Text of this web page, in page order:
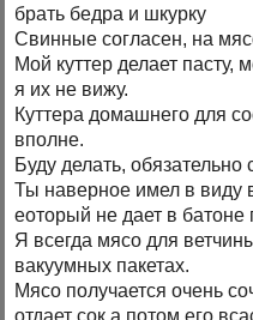
брать бедра и шкурку
Свинные согласен, на
Мой куттер делает пасту,
я их не вижу.
Куттера домашнего для
вполне.
Буду делать, обязательно
Ты наверное имел в виду
еоторый не дает в батоне
Я всегда мясо для
вакуумных пакетах.
Мясо получается очень
отдает сок а потом его